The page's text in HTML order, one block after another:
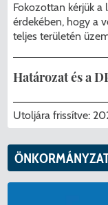
Fokozottan kérjük a
érdekében, hogy a
teljes területén
Határozat és a
M_810-
Utoljára frissítve: